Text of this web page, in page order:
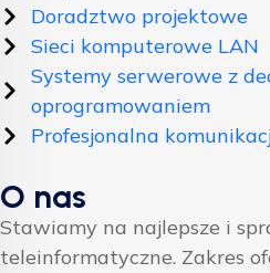
Doradztwo projektowe
Sieci komputerowe LAN
Systemy serwerowe z
oprogramowaniem
Profesjonalna
O nas
Stawiamy na najlepsze i
teleinformatyczne. Zakres